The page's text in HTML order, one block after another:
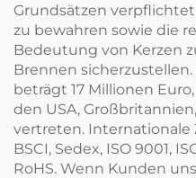
Grundsätzen
zu bewahren sowie die
Bedeutung von Kerzen
Brennen
beträgt 17 Millionen
den USA,
vertreten. Internationale
BSCI, Sedex, ISO 9001,
RoHS. Wenn Kunden